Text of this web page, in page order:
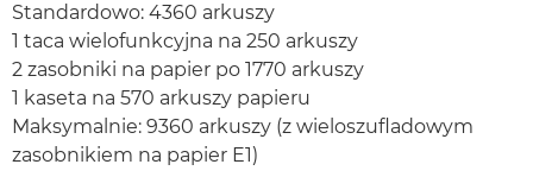
Standardowo: 4360 arkuszy
1 taca wielofunkcyjna na 250 arkuszy
2 zasobniki na papier po 1770 arkuszy
1 kaseta na 570 arkuszy papieru
Maksymalnie: 9360 arkuszy (z wieloszufladowym
zasobnikiem na papier E1)